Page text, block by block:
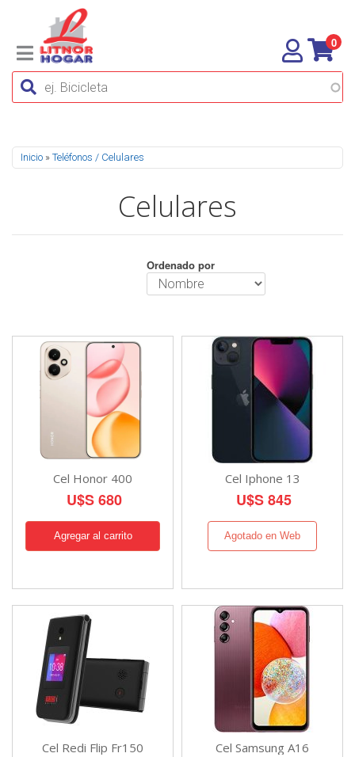
0
Se encuentra usted aquí
Inicio » Teléfonos / Celulares
Celulares
Ordenado por
Cel Honor 400
U$S 680
Cel Iphone 13
U$S 845
Agotado en Web
Cel Redi Flip Fr150 Cel Samsung A16